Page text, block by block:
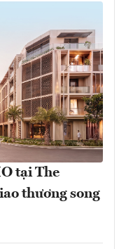
tại The
thương song